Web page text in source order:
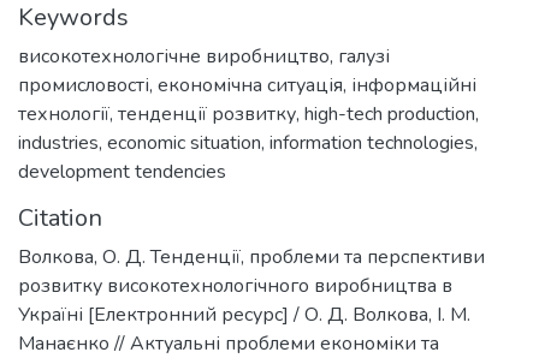
Keywords
високотехнологічне виробництво, галузі
промисловості, економічна ситуація, інформаційні
технології, тенденції розвитку, high-tech production,
industries, economic situation, information technologies,
development tendencies
Citation
Волкова, О. Д. Тенденції, проблеми та перспективи
розвитку високотехнологічного виробництва в
Україні [Електронний ресурс] / О. Д. Волкова, І. М.
Манаєнко // Актуальні проблеми економіки та